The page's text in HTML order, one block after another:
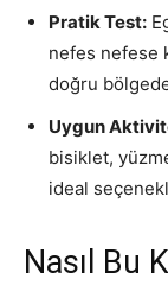
Pratik Test:
nefes nefese
doğru
Uygun
bisiklet,
ideal
Nasıl Bu